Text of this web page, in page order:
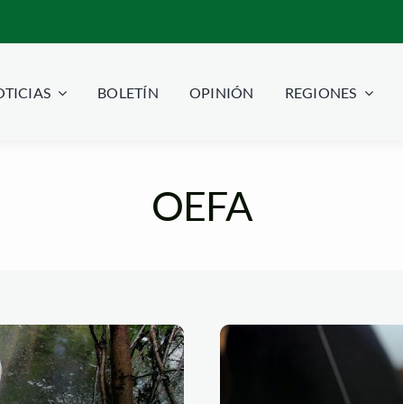
BOLETÍN OPINIÓN REGIONES
OEFA